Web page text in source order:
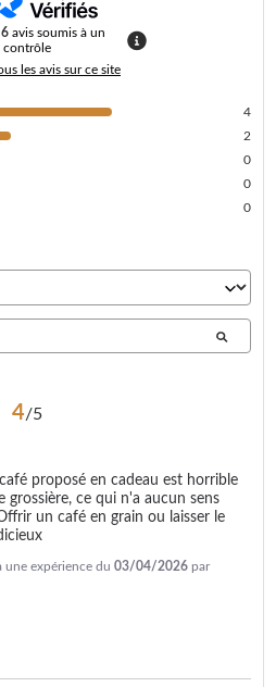
6 avis soumis à un
contrôle
les avis sur ce site
4
2
0
0
0
4/5
proposé en cadeau est horrible
grossière, ce qui n'a aucun sens
un café en grain ou laisser le
une expérience du 03/04/2026 par